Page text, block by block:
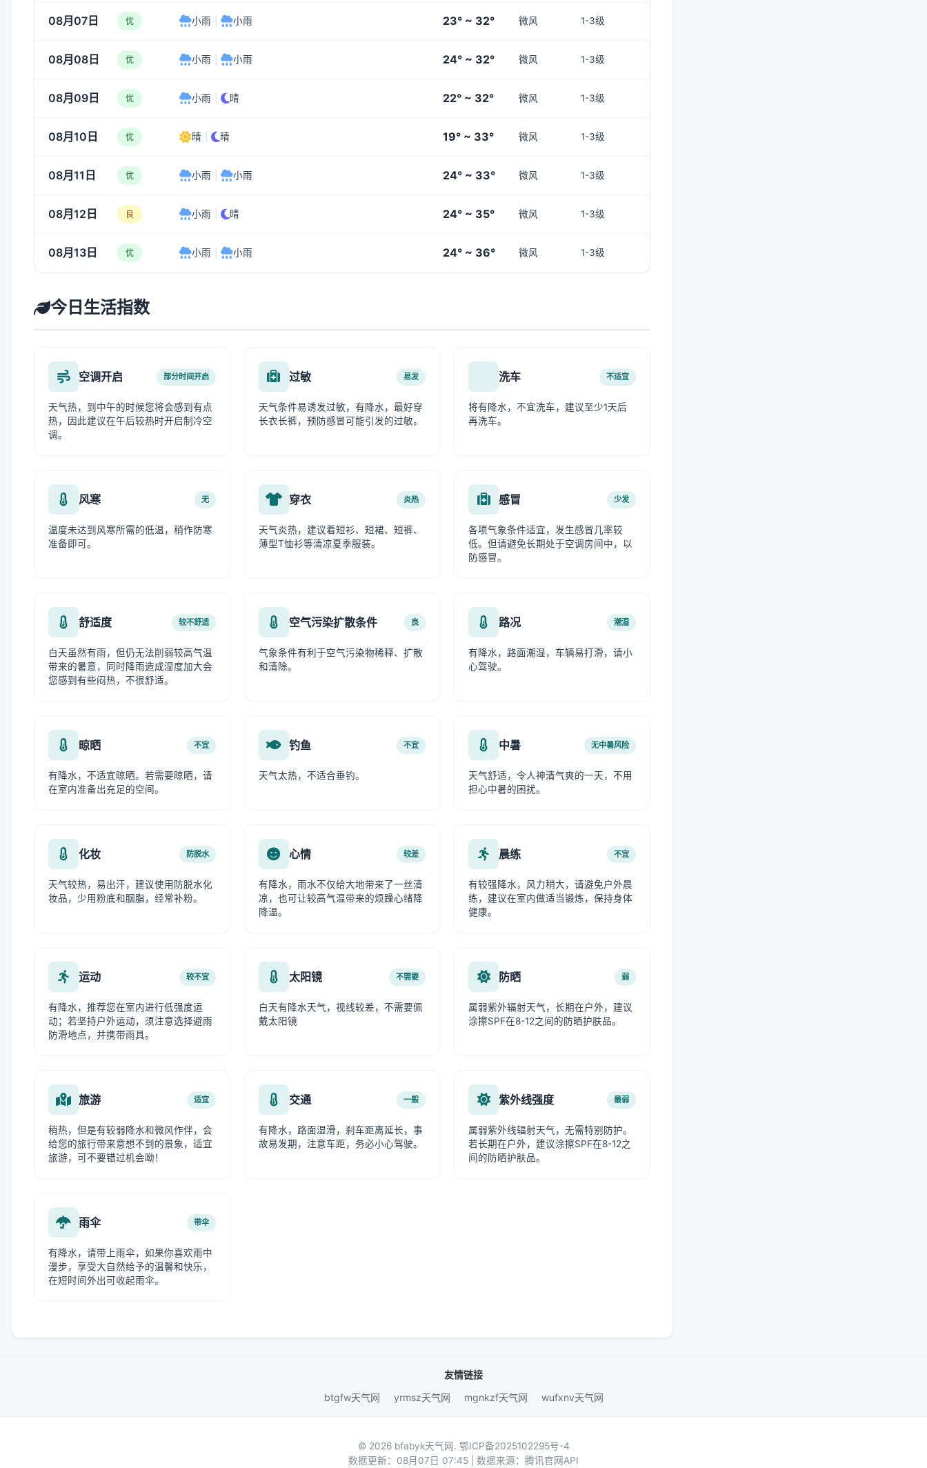
08月07日 优 小雨 小雨 23° ~ 32° 微风 1-3级
08月08日 优 小雨 小雨 24° ~ 32° 微风 1-3级
08月09日 优 小雨 晴 22° ~ 32° 微风 1-3级
08月10日 优 晴 晴 19° ~ 33° 微风 1-3级
08月11日 优 小雨 小雨 24° ~ 33° 微风 1-3级
08月12日 良 小雨 晴 24° ~ 35° 微风 1-3级
08月13日 优 小雨 小雨 24° ~ 36° 微风 1-3级
今日生活指数
空调开启 部分时间开启
天气热，到中午的时候您将会感到有点
热，因此建议在午后较热时开启制冷空
调。
过敏 易发
天气条件易诱发过敏，有降水，最好穿
长衣长裤，预防感冒可能引发的过敏。
洗车 不适宜
将有降水，不宜洗车，建议至少1天后
再洗车。
风寒 无
温度未达到风寒所需的低温，稍作防寒
准备即可。
穿衣 炎热
天气炎热，建议着短衫、短裙、短裤、
薄型T恤衫等清凉夏季服装。
感冒 少发
各项气象条件适宜，发生感冒几率较
低。但请避免长期处于空调房间中，以
防感冒。
舒适度 较不舒适
白天虽然有雨，但仍无法削弱较高气温
带来的暑意，同时降雨造成湿度加大会
您感到有些闷热，不很舒适。
空气污染扩散条件 良
气象条件有利于空气污染物稀释、扩散
和清除。
路况 潮湿
有降水，路面潮湿，车辆易打滑，请小
心驾驶。
晾晒 不宜
有降水，不适宜晾晒。若需要晾晒，请
在室内准备出充足的空间。
钓鱼 不宜
天气太热，不适合垂钓。
中暑 无中暑风险
天气舒适，令人神清气爽的一天，不用
担心中暑的困扰。
化妆 防脱水
天气较热，易出汗，建议使用防脱水化
妆品，少用粉底和胭脂，经常补粉。
心情 较差
有降水，雨水不仅给大地带来了一丝清
凉，也可让较高气温带来的烦躁心绪降
降温。
晨练 不宜
有较强降水，风力稍大，请避免户外晨
练，建议在室内做适当锻炼，保持身体
健康。
运动 较不宜
有降水，推荐您在室内进行低强度运
动；若坚持户外运动，须注意选择避雨
防滑地点，并携带雨具。
太阳镜 不需要
白天有降水天气，视线较差，不需要佩
戴太阳镜
防晒 弱
属弱紫外辐射天气，长期在户外，建议
涂擦SPF在8-12之间的防晒护肤品。
旅游 适宜
稍热，但是有较弱降水和微风作伴，会
给您的旅行带来意想不到的景象，适宜
旅游，可不要错过机会呦！
交通 一般
有降水，路面湿滑，刹车距离延长，事
故易发期，注意车距，务必小心驾驶。
紫外线强度 最弱
属弱紫外线辐射天气，无需特别防护。
若长期在户外，建议涂擦SPF在8-12之
间的防晒护肤品。
雨伞 带伞
有降水，请带上雨伞，如果你喜欢雨中
漫步，享受大自然给予的温馨和快乐，
在短时间外出可收起雨伞。
友情链接
btgfw天气网
yrmsz天气网 mgnkzf天气网 wufxnv天气网
© 2026 bfabyk天气网. 鄂ICP备2025102295号-4
数据更新：08月07日 07:45 | 数据来源：腾讯官网API